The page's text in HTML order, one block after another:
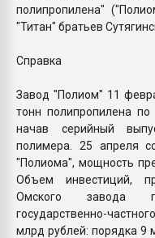
полипропилена"
"Титан" братьев
Справка
Завод "Полиом" 11
тонн полипропилена по
начав серийный
полимера. 25 апреля
"Полиома", мощность
Объем инвестиций,
Омского завода
государственно-
млрд рублей: порядка 9